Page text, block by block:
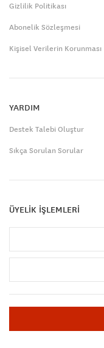
Gizlilik Politikası
Abonelik Sözleşmesi
Kişisel Verilerin Korunması
YARDIM
Destek Talebi Oluştur
Sıkça Sorulan Sorular
ÜYELİK İŞLEMLERİ